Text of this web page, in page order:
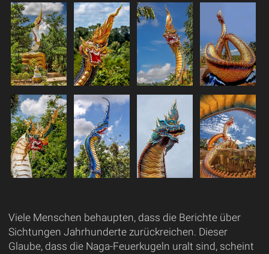
Viele Menschen behaupten, dass die Berichte über
Sichtungen Jahrhunderte zurückreichen. Dieser
Glaube, dass die Naga-Feuerkugeln uralt sind, scheint